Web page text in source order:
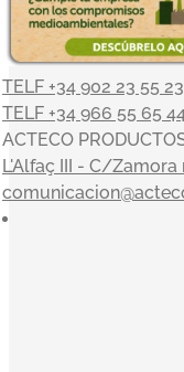
TELF +34 902 23 55 23
TELF +34 966 55 65
ACTECO
L'Alfaç III - C/Zamora